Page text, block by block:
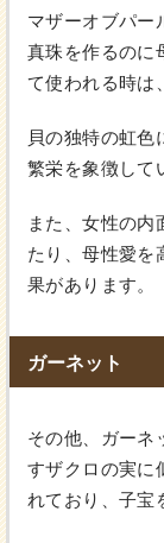
マザーオブパー
真珠を作るのに
て使われる時は
貝の独特の虹色
繁栄を象徴して
また、女性の内
たり、母性愛を
果があります。
ガーネット
その他、ガーネ
すザクロの実に
れており、子宝